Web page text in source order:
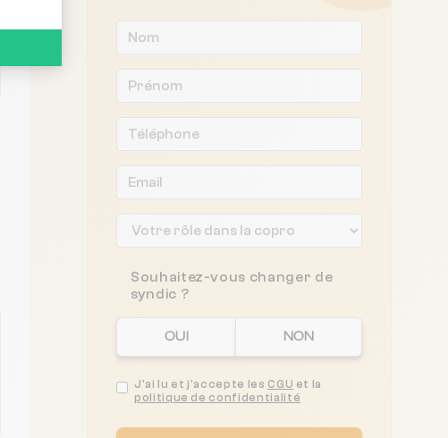
Souhaitez-vous changer de
syndic ?
OUI NON
J'ai lu et j'accepte les CGU et la
politique de confidentialité